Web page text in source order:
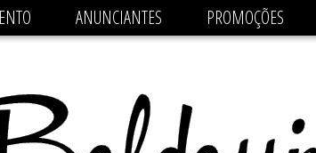
pagead/js/adsbygoogle.js'/>
ANUNCIANTES PROMOÇÕES